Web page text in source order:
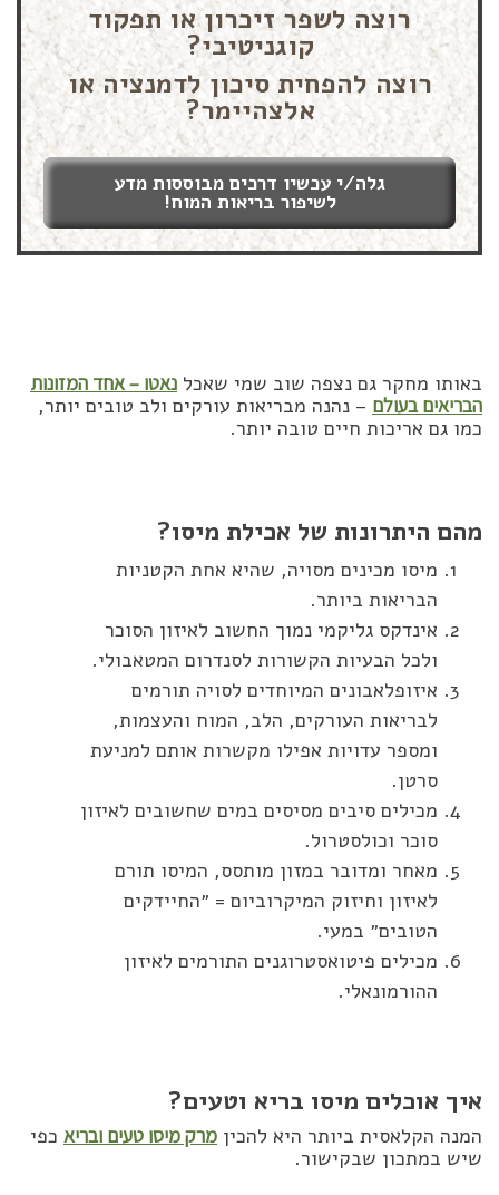
רוצה לשפר זיכרון או תפקוד
קוגניטיבי?
רוצה להפחית סיכון לדמנציה או
אלצהיימר?
גלה/י עכשיו דרכים מבוססות מדע
לשיפור בריאות המוח!
באותו מחקר גם נצפה שוב שמי שאכל נאטו – אחד המזונות
הבריאים בעולם – נהנה מבריאות עורקים ולב טובים יותר,
כמו גם אריכות חיים טובה יותר.
מהם היתרונות של אכילת מיסו?
מיסו מכינים מסויה, שהיא אחת הקטניות
הבריאות ביותר.
אינדקס גליקמי נמוך החשוב לאיזון הסוכר
ולכל הבעיות הקשורות לסנדרום המטאבולי.
איזופלאבונים המיוחדים לסויה תורמים
לבריאות העורקים, הלב, המוח והעצמות,
ומספר עדויות אפילו מקשרות אותם למניעת
סרטן.
מכילים סיבים מסיסים במים שחשובים לאיזון
סוכר וכולסטרול.
מאחר ומדובר במזון מותסס, המיסו תורם
לאיזון וחיזוק המיקרוביום = ״החיידקים
הטובים״ במעי.
מכילים פיטואסטרוגנים התורמים לאיזון
ההורמונאלי.
איך אוכלים מיסו בריא וטעים?
המנה הקלאסית ביותר היא להכין מרק מיסו טעים ובריא כפי
שיש במתכון שבקישור.